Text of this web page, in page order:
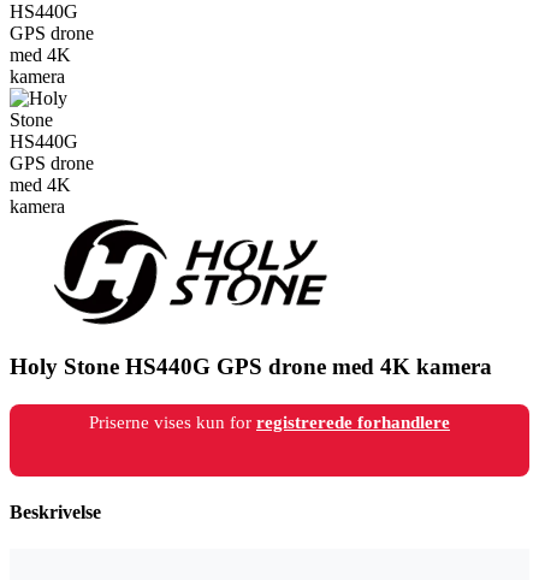
Holy Stone HS440G GPS drone med 4K kamera
Priserne vises kun for registrerede forhandlere
Beskrivelse